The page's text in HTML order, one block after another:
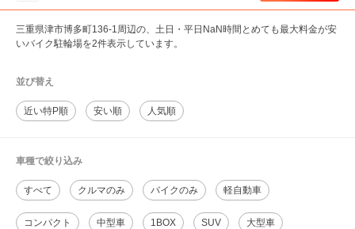
三重県津市博多町136-1周辺の、土日・平日NaN時間とめても最大料金が安
いバイク駐輪場を2件表示しています。
並び替え
近い特P順 安い順 人気順
車種で絞り込み
すべて クルマのみ バイクのみ 軽自動車
コンパクト 中型車 1BOX SUV 大型車